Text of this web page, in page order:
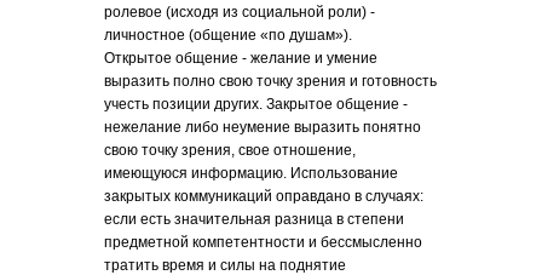
ролевое (исходя из социальной роли) -
личностное (общение «по душам»).
Открытое общение - желание и умение
выразить полно свою точку зрения и готовность
учесть позиции других. Закрытое общение -
нежелание либо неумение выразить понятно
свою точку зрения, свое отношение,
имеющуюся информацию. Использование
закрытых коммуникаций оправдано в случаях:
если есть значительная разница в степени
предметной компетентности и бессмысленно
тратить время и силы на поднятие